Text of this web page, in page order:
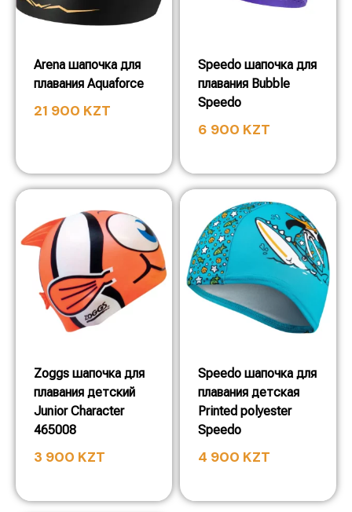
Arena шапочка для
плавания Aquaforce
21 900 KZT
Speedo шапочка для
плавания Bubble
Speedo
6 900 KZT
Zoggs шапочка для
плавания детский
Junior Character
465008
3 900 KZT
Speedo шапочка для
плавания детская
Printed polyester
Speedo
4 900 KZT